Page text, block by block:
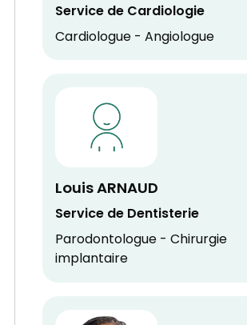
Service de Cardiologie
Cardiologue - Angiologue
Louis ARNAUD
Service de Dentisterie
Parodontologue - Chirurgie
implantaire